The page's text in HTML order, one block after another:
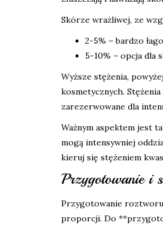
Skórze wrażliwej, ze
2-5% – bardzo
5-10% – opcja dla
Wyższe stężenia,
kosmetycznych.
zarezerwowane dla
Ważnym aspektem jest
mogą intensywniej
kieruj się stężeniem
Przygotowanie i
Przygotowanie roztworu
proporcji. Do